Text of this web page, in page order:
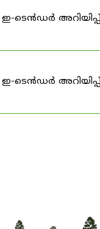
ടെൻഡർ
ടെൻഡർ